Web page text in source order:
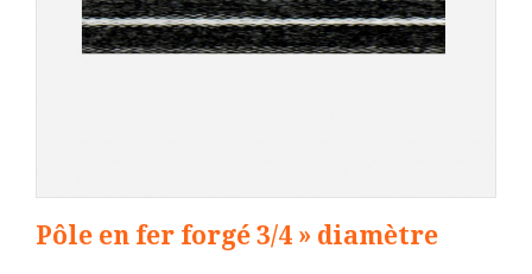
Pôle en fer forgé 3/4 » diamètre